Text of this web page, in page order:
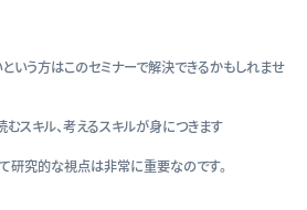
いう方はこのセミナーで解決できるかもしれませ
ル、考えるスキルが身につきます
研究的な視点は非常に重要なのです。